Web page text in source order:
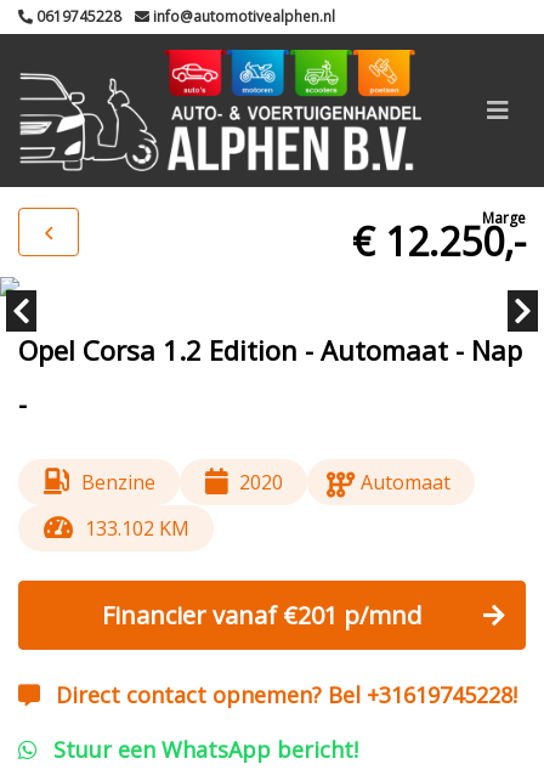
0619745228 info@automotivealphen.nl
Marge
€ 12.250,-
Opel Corsa 1.2 Edition - Automaat - Nap
-
Benzine 2020
Automaat
133.102 KM
Financier vanaf €201 p/mnd
Direct contact opnemen? Bel +31619745228!
Stuur een WhatsApp bericht!